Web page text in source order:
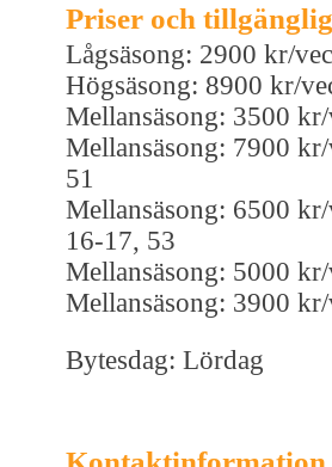
Priser och
Lågsäsong: 2900 kr/
Högsäsong: 8900 kr/
Mellansäsong: 3500
Mellansäsong: 7900
51
Mellansäsong: 6500
16-17, 53
Mellansäsong: 5000
Mellansäsong: 3900
Bytesdag: Lördag